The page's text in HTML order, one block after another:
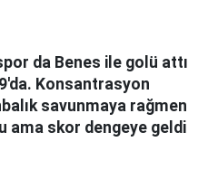
da Benes ile gol ü attı
Konsantrasyon
savunmaya rağmen
ama skor dengeye geldi